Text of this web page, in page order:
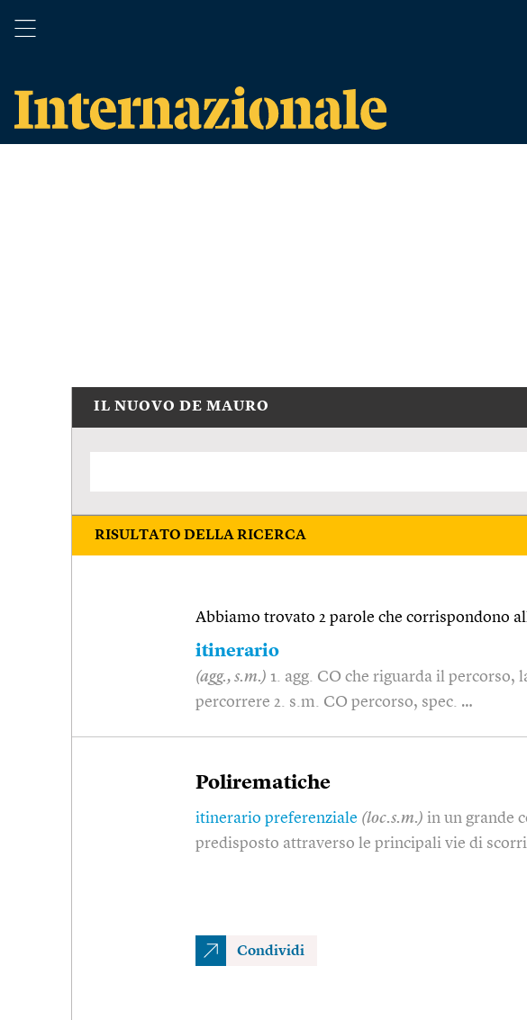
IL NUOVO DE MAURO
RISULTATO DELLA RICERCA
Abbiamo trovato 2 parole che corrispondono
itinerario
(agg., s.m.) 1. agg. CO che riguarda il percorso,
percorrere 2. s.m. CO percorso, spec. …
Polirematiche
itinerario preferenziale (loc.s.m.) in un grande
predisposto attraverso le principali vie di
Condividi